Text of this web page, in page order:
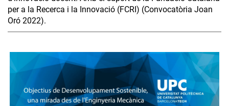
per a la Recerca i la Innovació (FCRI) (Convocatòria Joan
Oró 2022).